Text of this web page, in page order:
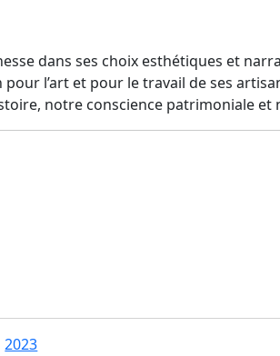
dans ses choix esthétiques et
l’art et pour le travail de ses
notre conscience patrimoniale et
2023